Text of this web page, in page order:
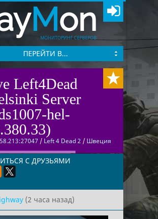
Mon
МОНИТОРИНГ СЕРВЕРОВ
ПЕРЕЙТИ В...
Left4Dead
Server
hel-
/ Left 4 Dead 2 / Швеция
С ДРУЗЬЯМИ
(2 часа назад)